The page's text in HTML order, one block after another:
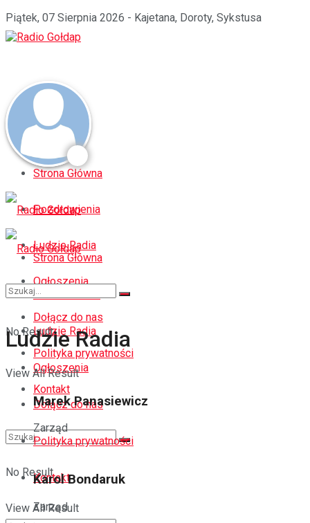
Piątek, 07 Sierpnia 2026 - Kajetana, Doroty, Sykstusa
Strona Główna
Pozdrowienia
Ludzie Radia
Ogłoszenia
Dołącz do nas
Polityka prywatności
Kontakt
No Result
View All Result
Strona Główna
Pozdrowienia
Ludzie Radia
Ogłoszenia
Dołącz do nas
Polityka prywatności
Kontakt
No Result
View All Result
Ludzie Radia
Marek Panasiewicz
Zarząd
Karol Bondaruk
Zarząd